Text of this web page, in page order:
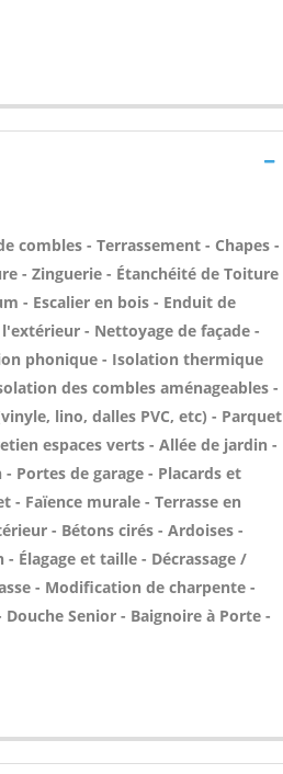
combles - Terrassement - Chapes -
- Zinguerie - Étanchéité de Toiture
- Escalier en bois - Enduit de
- Nettoyage de façade -
phonique - Isolation thermique
des combles aménageables -
lino, dalles PVC, etc) - Parquet
espaces verts - Allée de jardin -
Portes de garage - Placards et
- Faïence murale - Terrasse en
- Bétons cirés - Ardoises -
Élagage et taille - Décrassage /
- Modification de charpente -
Senior - Baignoire à Porte -